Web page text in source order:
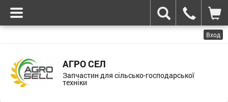
Вход
АГРО СЕЛ
Запчастин для сільсько-господарської
техніки